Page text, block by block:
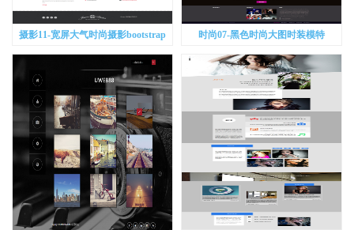
摄影11-宽屏大气时尚摄影bootstrap
时尚07-黑色时尚大图时装模特
bootstrap